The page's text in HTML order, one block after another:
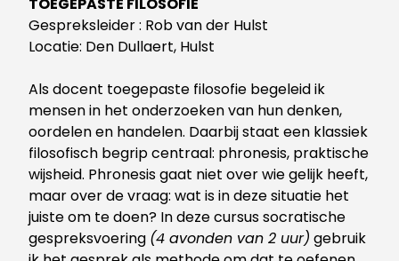
TOEGEPASTE FILOSOFIE
Gespreksleider: Rob van der Hulst
Locatie: Den Dullaert, Hulst
Als docent toegepaste filosofie begeleid ik
mensen in het onderzoeken van hun denken,
oordelen en handelen. Daarbij staat een klassiek
filosofisch begrip centraal: phronesis, praktische
wijsheid. Phronesis gaat niet over wie gelijk heeft,
maar over de vraag: wat is in deze situatie het
juiste om te doen? In deze cursus socratische
gespreksvoering (4 avonden van 2 uur) gebruik